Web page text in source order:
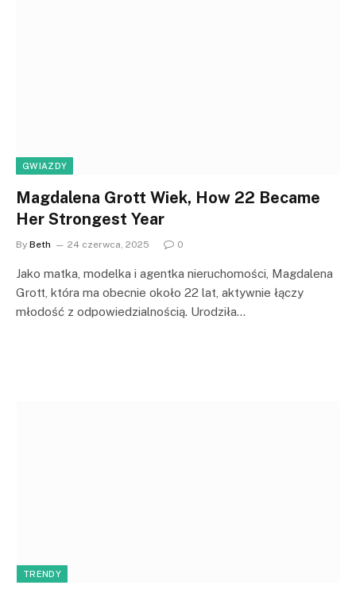
GWIAZDY
Magdalena Grott Wiek, How 22 Became
Her Strongest Year
By Beth 24 czerwca, 2025 0
Jako matka, modelka i agentka nieruchomości, Magdalena
Grott, która ma obecnie około 22 lat, aktywnie łączy
młodość z odpowiedzialnością. Urodziła…
TRENDY